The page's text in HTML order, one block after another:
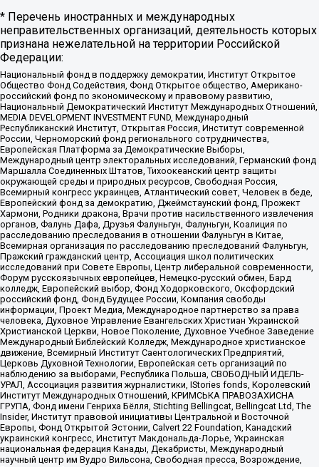
* Перечень иностранных и международных
неправительственных организаций, деятельность которых
признана нежелательной на территории Российской
Федерации:
Национальный фонд в поддержку демократии, Институт Открытое
Общество Фонд Содействия, Фонд Открытое общество, Американо-
российский фонд по экономическому и правовому развитию,
Национальный Демократический Институт Международных Отношений,
MEDIA DEVELOPMENT INVESTMENT FUND, Международный
Республиканский Институт, Открытая Россия, Институт современной
России, Черноморский фонд регионального сотрудничества,
Европейская Платформа за Демократические Выборы,
Международный центр электоральных исследований, Германский фонд
Маршалла Соединенных Штатов, Тихоокеанский центр защиты
окружающей среды и природных ресурсов, Свободная Россия,
Всемирный конгресс украинцев, Атлантический совет, Человек в беде,
Европейский фонд за демократию, Джеймстаунский фонд, Прожект
Хармони, Родники дракона, Врачи против насильственного извлечения
органов, Фалунь Дафа, Друзья Фалуньгун, Фалуньгун, Коалиция по
расследованию преследования в отношении Фалуньгун в Китае,
Всемирная организация по расследованию преследований Фалуньгун,
Пражский гражданский центр, Ассоциация школ политических
исследований при Совете Европы, Центр либеральной современности,
Форум русскоязычных европейцев, Немецко-русский обмен, Бард
колледж, Европейский выбор, Фонд Ходорковского, Оксфордский
российский фонд, Фонд Будущее России, Компания свободы
информации, Проект Медиа, Международное партнерство за права
человека, Духовное Управление Евангельских Христиан Украинской
Христианской Церкви, Новое Поколение, Духовное Учебное Заведение
Международный Библейский Колледж, Международное христианское
движение, Всемирный Институт Саентологических Предприятий,
Церковь Духовной Технологии, Европейская сеть организаций по
наблюдению за выборами, Республика Польша, СВОБОДНЫЙ ИДЕЛЬ-
УРАЛ, Ассоциация развития журналистики, IStories fonds, Королевский
Институт Международных Отношений, КРИМСЬКА ПРАВОЗАХИСНА
ГРУПА, Фонд имени Генриха Бёлля, Stichting Bellingcat, Bellingcat Ltd, The
Insider, Институт правовой инициативы Центральной и Восточной
Европы, Фонд Открытой Эстонии, Calvert 22 Foundation, Канадский
украинский конгресс, Институт Макдональда-Лорье, Украинская
национальная федерация Канады, Декабристы, Международный
научный центр им Вудро Вильсона, Свободная пресса, Возрождение,